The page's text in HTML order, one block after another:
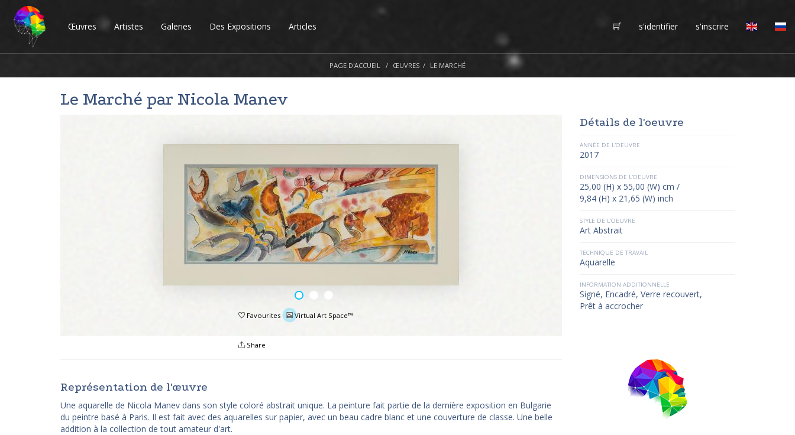
Œuvres Artistes Galeries Des Expositions Articles s'identifier s'inscrire
PAGE D'ACCUEIL ŒUVRES LE MARCHÉ
Le Marché par Nicola Manev
Favourites Virtual Art Space™
Share
Représentation de l'œuvre
Une aquarelle de Nicola Manev dans son style coloré abstrait unique. La peinture fait partie de la dernière exposition en Bulgarie
du peintre basé à Paris. Il est fait avec des aquarelles sur papier, avec un beau cadre blanc et une couverture de classe. Une belle
addition à la collection de tout amateur d'art.
Détails de l'oeuvre
ANNÉE DE L'OEUVRE
2017
DIMENSIONS DE L'OEUVRE
25,00 (H) x 55,00 (W) cm /
9,84 (H) x 21,65 (W) inch
STYLE DE L'OEUVRE
Art Abstrait
TECHNIQUE DE TRAVAIL
Aquarelle
INFORMATION ADDITIONNELLE
Signé, Encadré, Verre recouvert,
Prêt à accrocher